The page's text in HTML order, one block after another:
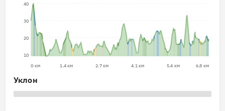
10
20
30
40
0 км 1.4 км 2.7 км 4.1 км 5.4 км 6.8 км
Уклон